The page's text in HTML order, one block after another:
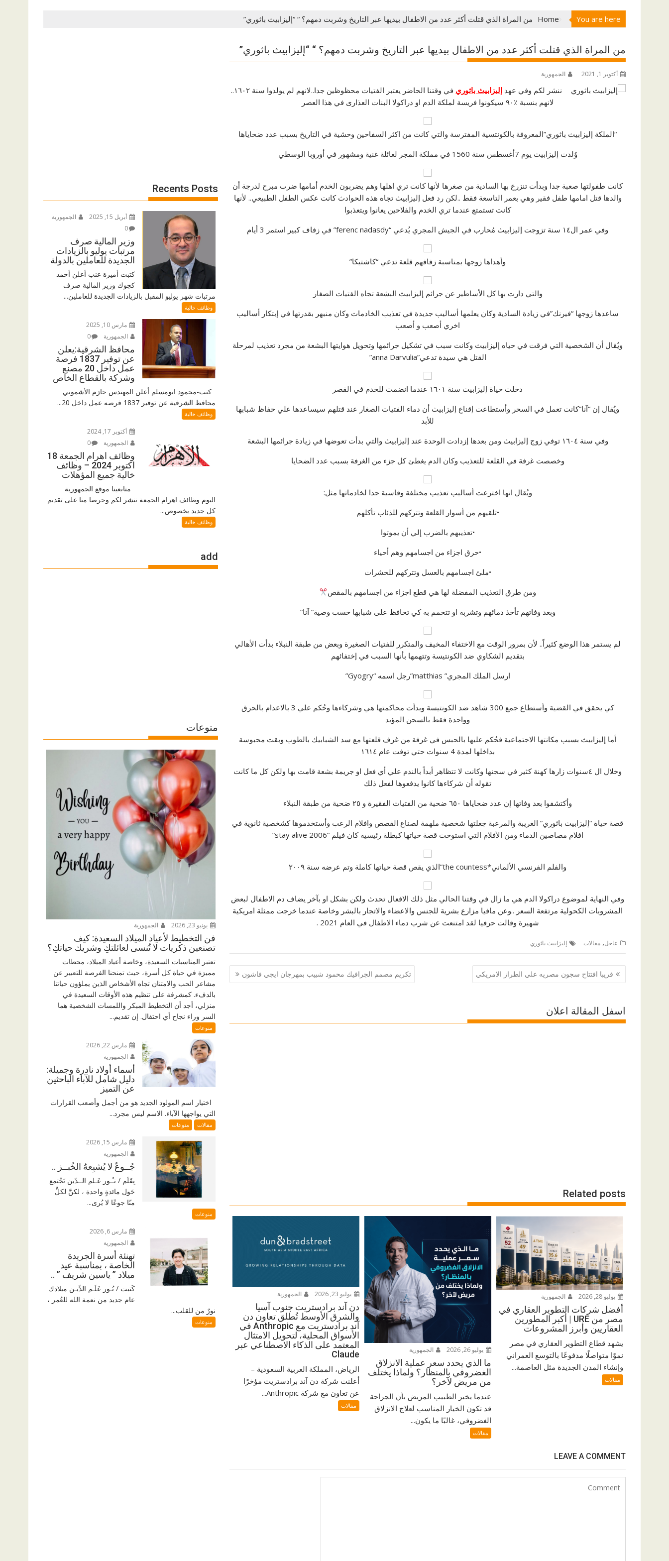
You are here
Home من المراة الذي قتلت أكثر عدد من الاطفال بيديها عبر التاريخ وشربت دمهم؟ “ “إليزابيث باثوري”
من المراة الذي قتلت أكثر عدد من الاطفال بيديها عبر التاريخ وشربت دمهم؟ “ “إليزابيث باثوري”
أكتوبر 1, 2021 الجمهورية
ننشر لكم وفي عهد إليزابيث باثوري
في وقتنا الحاضر يعتبر الفتيات محظوظين جدا..لانهم لم يولدوا سنة ١٦٠٢..
لانهم بنسبة ٪٩٠ سيكونوا فريسة لملكة الدم او دراكولا البنات العذارى في هذا العصر
“الملكة إليزابيث باثوري”المعروفة بالكونتسية المفترسة والتي كانت من اكثر السفاحين وحشية في التاريخ بسبب عدد ضحاياها
وُلدت إليزابيث يوم 7أغسطس سنة 1560 في مملكة المجر لعائلة غنية ومشهور في أوروبا الوسطي
كانت طفولتها صعبة جدا وبدأت تنزرع بها السادية من صغرها لأنها كانت تري اهلها وهم يضربون الخدم أمامها ضرب مبرح لدرجة أن
والدها قتل امامها طفل فقير وهي بعمر التاسعة فقط ..لكن رد فعل إليزابيث تجاه هذه الحوادث كانت عكس الطفل الطبيعي.. لأنها
كانت تستمتع عندما تري الخدم والفلاحين يعانوا ويتعذبوا
وفي عمر ال١٤ سنة تزوجت إليزابيث مُحارب في الجيش المجري يُدعي “ferenc nadasdy” في زفاف كبير استمر 3 أيام
وأهداها زوجها بمناسبة زفافهم قلعة تدعي “كاشتيكا”
والتي دارت بها كل الأساطير عن جرائم إليزابيث البشعة تجاه الفتيات الصغار
ساعدها زوجها “فيرنك”في زيادة السادية وكان يعلمها أساليب جديدة في تعذيب الخادمات وكان منبهر بقدرتها في إبتكار أساليب
اخري أصعب و أصعب
ويُقال أن الشخصية التي فرقت في حياه إليزابيث وكانت سبب في تشكيل جرائمها وتحويل هوايتها البشعة من مجرد تعذيب لمرحلة
القتل هي سيدة تدعي”anna Darvulia”
دخلت حياة إليزابيث سنة ١٦٠١ عندما انضمت للخدم في القصر
ويُقال إن “آنا”كانت تعمل في السحر وأستطاعت إقناع إليزابيث أن دماء الفتيات الصغار عند قتلهم سيساعدها علي حفاظ شبابها
للأبد
وفي سنة ١٦٠٤ توفي زوج إليزابيث ومن بعدها إزدادت الوحدة عند إليزابيث والتي بدأت تعوضها في زيادة جرائمها البشعة
وخصصت غرفة في القلعة للتعذيب وكان الدم يغطئ كل جزء من الغرفة بسبب عدد الضحايا
ويُقال انها اخترعت أساليب تعذيب مختلفة وقاسية جدا لخادماتها مثل:
•تلقيهم من أسوار القلعة وتتركهم للذئاب تأكلهم
•تعذيبهم بالضرب إلي أن يموتوا
•حرق اجزاء من اجسامهم وهم أحياء
•ملئ اجسامهم بالعسل وتتركهم للحشرات
ومن طرق التعذيب المفضلة لها هي قطع اجزاء من اجسامهم بالمقص
وبعد وفاتهم تأخذ دمائهم وتشربه او تتحمم به كي تحافظ على شبابها حسب وصية” آنا”
لم يستمر هذا الوضع كثيراً.. لأن بمرور الوقت مع الاختفاء المخيف والمتكرر للفتيات الصغيرة وبعض من طبقة النبلاء بدأت الأهالي
بتقديم الشكاوي ضد الكونتيسة وتتهمها بأنها السبب في إختفائهم
ارسل الملك المجري” matthias”رجل اسمه “Gyogry”
كي يحقق في القضية وأستطاع جمع 300 شاهد ضد الكونتيسة وبدأت محاكمتها هي وشركاءها وحُكم علي 3 بالاعدام بالحرق
وواحدة فقط بالسجن المؤبد
أما إليزابيث بسبب مكانتها الاجتماعية فحُكم عليها بالحبس في غرفة من غرف قلعتها مع سد الشبابيك بالطوب وبقت محبوسة
بداخلها لمدة 4 سنوات حتي توفت عام ١٦١٤
وخلال ال ٤سنوات زارها كهنة كثير في سجنها وكانت لا تتظاهر أبداً بالندم علي أي فعل او جريمة بشعة قامت بها ولكن كل ما كانت
تقوله أن شركاءها كانوا يدفعوها لفعل ذلك
وأكتشفوا بعد وفاتها إن عدد ضحاياها ٦٥٠ ضحية من الفتيات الفقيرة و ٢٥ ضحية من طبقة النبلاء
قصة حياة “إليزابيث باثوري” الغريبة والمرعبة جعلتها شخصية ملهمة لصناع القصص وافلام الرعب وأستخدموها كشخصية ثانوية في
افلام مصاصين الدماء ومن الأفلام التي استوحت قصة حياتها كبطلة رئيسيه كان فيلم “stay alive 2006”
والفلم الفرنسي الألماني*the countess”الذي يقص قصة حياتها كاملة وتم عرضه سنة ٢٠٠٩
وفي النهاية لموضوع دراكولا الدم هي ما زال في وقتنا الحالي مثل ذلك الافعال تحدث ولكن بشكل او بآخر يضاف دم الاطفال لبعض
المشروبات الكحولية مرتفعة السعر ..وعن مافيا مزارع بشرية للجنس والاعضاء والاتجار بالبشر وخاصة عندما خرجت ممثلة امريكية
شهيرة وقالت حرفيا لقد امتنعت عن شرب دماء الاطفال في العام 2021 .
عاجل, مقالات إليزابيث باثوري
تصفّح
المقالات
قريبا افتتاح سجون مصريه علي الطراز الامريكي تكريم مصمم الجرافيك محمود شبيب بمهرجان ايجي فاشون
اسفل المقالة اعلان
Related posts
يوليو 28, 2026 الجمهورية
أفضل شركات التطوير العقاري في
مصر من URE | أكبر المطورين
العقاريين وأبرز المشروعات
يشهد قطاع التطوير العقاري في مصر
نموًا متواصلًا مدفوعًا بالتوسع العمراني
وإنشاء المدن الجديدة مثل العاصمة...
مقالات
يوليو 26, 2026 الجمهورية
ما الذي يحدد سعر عملية الانزلاق
الغضروفي بالمنظار؟ ولماذا يختلف
من مريض لآخر؟
عندما يخبر الطبيب المريض بأن الجراحة
قد تكون الخيار المناسب لعلاج الانزلاق
الغضروفي، غالبًا ما يكون...
مقالات
يوليو 23, 2026 الجمهورية
دن آند برادستريت جنوب آسيا
والشرق الأوسط تُطلق تعاون دن
آند برادستريت مع Anthropic في
الأسواق المحلية، لتحويل الامتثال
المعتمد على الذكاء الاصطناعي عبر
Claude
الرياض، المملكة العربية السعودية –
أعلنت شركة دن آند برادستريت مؤخرًا
عن تعاون مع شركة Anthropic...
مقالات
LEAVE A COMMENT
Recents Posts
أبريل 15, 2025
الجمهورية
0
وزير المالية صرف
مرتبات يوليو بالزيادات
الجديدة للعاملين بالدولة
كتبت أميرة عنب أعلن أحمد
كجوك وزير المالية صرف
مرتبات شهر يوليو المقبل بالزيادات الجديدة للعاملين...
وظائف خالية
مارس 10, 2025
الجمهورية
0
محافظ الشرقية:يعلن
عن توفير 1837 فرصة
عمل داخل 20 مصنع
وشركة بالقطاع الخاص
كتب-محمود ابومسلم أعلن المهندس حازم الأشموني
محافظ الشرقية عن توفير 1837 فرصه عمل داخل 20...
وظائف خالية
أكتوبر 17, 2024
الجمهورية
0
وظائف اهرام الجمعة 18
اكتوبر 2024 – وظائف
خالية جميع المؤهلات
متابعينا موقع الجمهورية
اليوم وظائف اهرام الجمعة ننشر لكم وحرصا منا على تقديم
كل جديد بخصوص...
وظائف خالية
add
منوعات
يونيو 23, 2026 الجمهورية
فن التخطيط لأعياد الميلاد السعيدة: كيف
تصنعين ذكريات لا تُنسى لعائلتكِ وشريك حياتكِ؟
تعتبر المناسبات السعيدة، وخاصة أعياد الميلاد، محطات
مميزة في حياة كل أسرة، حيث تمنحنا الفرصة للتعبير عن
مشاعر الحب والامتنان تجاه الأشخاص الذين يملؤون حياتنا
بالدفء. كمشرفة على تنظيم هذه الأوقات السعيدة في
منزلي، أجد أن التخطيط المبكر واللمسات الشخصية هما
السر وراء نجاح أي احتفال. إن تقديم...
منوعات
مارس 22, 2026
الجمهورية
أسماء أولاد نادرة وجميلة:
دليل شامل للآباء الباحثين
عن التميز
اختيار اسم المولود الجديد هو من أجمل وأصعب القرارات
التي يواجهها الآباء. الاسم ليس مجرد...
مقالات منوعات
مارس 15, 2026
الجمهورية
جُــوعٌ لا يُشبِعهُ الخُبــز ..
بِقَلَم / نـُـور عَـلم الــدّين نَجْتمع
حَول مائدةٍ واحدة ، لكنَّ لكلٍّ
منّا جوعًا لا يُرى...
منوعات
مارس 6, 2026
الجمهورية
تهنئة أسرة الجريدة
الخاصة ، بمناسبة عيد
ميلاد ” ياسين شريف ” ..
كَتبت / نُـور عَلَـم الدِّيـن ميلادك
عام جديد من نعمة الله للعُمر ،
نورٌ من للقلب...
منوعات